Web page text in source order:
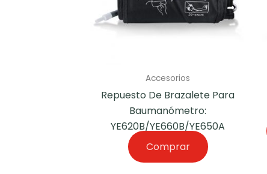
Accesorios
Repuesto De Brazalete Para
Baumanómetro:
YE620B/YE660B/YE650A
Comprar